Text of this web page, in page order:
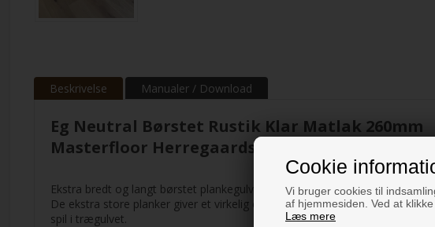
Cookie
Vi bruger cookies til
af hjemmesiden. Ved at
Læs mere
Beskrivelse Manualer / Download
Eg Neutral Børstet Rustik Klar Matlak 260mm
Masterfloor Herregaardsplank Topklik
Ekstra bredt og langt børstet plankegulv på 260mm i bredden og 2200mm
De ekstra store planker giver et virkelig eksklusivt gulv. Gulvet er med
spil i trægulvet.